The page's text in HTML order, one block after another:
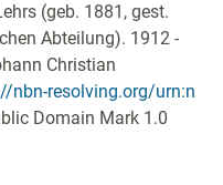
(geb. 1881, gest.
Abteilung). 1912 -
Christian
nbn-resolving.org/urn:n
Domain Mark 1.0